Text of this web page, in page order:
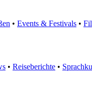
• Events & Festivals •
• Reiseberichte •